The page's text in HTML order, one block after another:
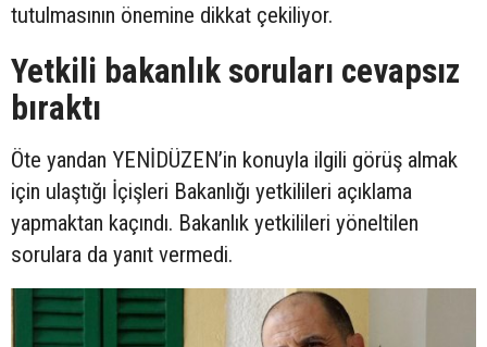
tutulmasının önemine dikkat çekiliyor.
Yetkili bakanlık soruları cevapsız
bıraktı
Öte yandan YENİDÜZEN’in konuyla ilgili görüş almak
için ulaştığı İçişleri Bakanlığı yetkilileri açıklama
yapmaktan kaçındı. Bakanlık yetkilileri yöneltilen
sorulara da yanıt vermedi.